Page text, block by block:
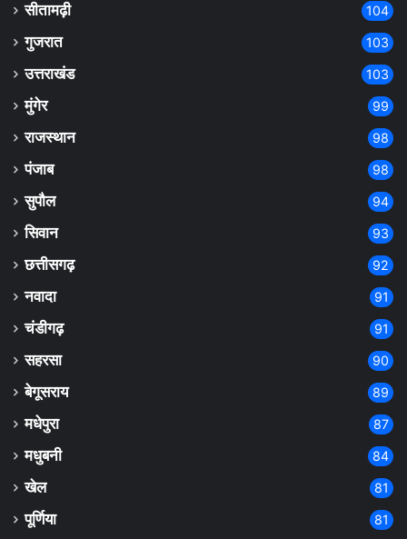
सीतामढ़ी 104
गुजरात 103
उत्तराखंड 103
मुंगेर 99
राजस्थान 98
पंजाब 98
सुपौल 94
सिवान 93
छत्तीसगढ़ 92
नवादा 91
चंडीगढ़ 91
सहरसा 90
बेगूसराय 89
मधेपुरा 87
मधुबनी 84
खेल 81
पूर्णिया 81